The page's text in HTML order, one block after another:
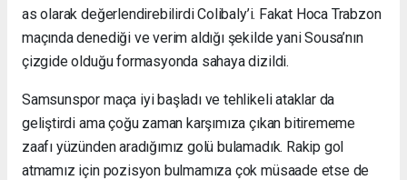
as olarak değerlendirebilirdi Colibaly’i. Fakat Hoca Trabzon
maçında denediği ve verim aldığı şekilde yani Sousa’nın
çizgide olduğu formasyonda sahaya dizildi.
Samsunspor maça iyi başladı ve tehlikeli ataklar da
geliştirdi ama çoğu zaman karşımıza çıkan bitirememe
zaafı yüzünden aradığımız golü bulamadık. Rakip gol
atmamız için pozisyon bulmamıza çok müsaade etse de